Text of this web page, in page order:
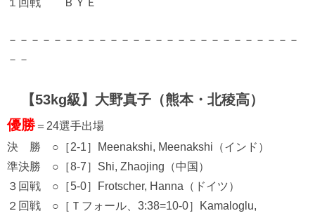
１回戦 ＢＹＥ
－－－－－－－－－－－－－－－－－－－－－－－－－－
－－
【53kg級】大野真子（熊本・北稜高）
優勝＝24選手出場
決 勝 ○［2-1］Meenakshi, Meenakshi（インド）
準決勝 ○［8-7］Shi, Zhaojing（中国）
３回戦 ○［5-0］Frotscher, Hanna（ドイツ）
２回戦 ○［Ｔフォール、3:38=10-0］Kamaloglu,